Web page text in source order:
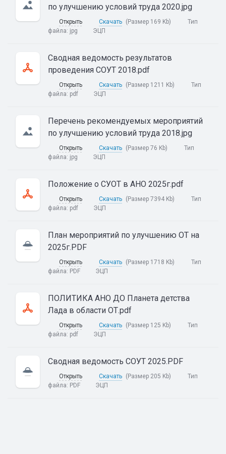
по улучшению условий труда 2020.jpg
Открыть Скачать (Размер 169 Kb)
Тип
файла: jpg ЭЦП
Сводная ведомость результатов
проведения СОУТ 2018.pdf
Открыть Скачать (Размер 1211 Kb)
Тип
файла: pdf ЭЦП
Перечень рекомендуемых мероприятий
по улучшению условий труда 2018.jpg
Открыть Скачать (Размер 76 Kb)
Тип
файла: jpg ЭЦП
Положение о СУОТ в АНО 2025г.pdf
Открыть Скачать (Размер 7394 Kb)
Тип
файла: pdf ЭЦП
План мероприятий по улучшению ОТ на
2025г.PDF
Открыть Скачать (Размер 1718 Kb)
Тип
файла: PDF ЭЦП
ПОЛИТИКА АНО ДО Планета детства
Лада в области ОТ.pdf
Открыть Скачать (Размер 125 Kb)
Тип
файла: pdf ЭЦП
Сводная ведомость СОУТ 2025.PDF
Открыть Скачать (Размер 205 Kb)
Тип
файла: PDF ЭЦП